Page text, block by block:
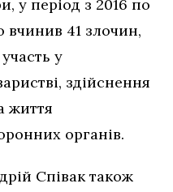
у період з 2016 по
вчинив 41 злочин,
у
здійснення
життя
органів.
Співак також